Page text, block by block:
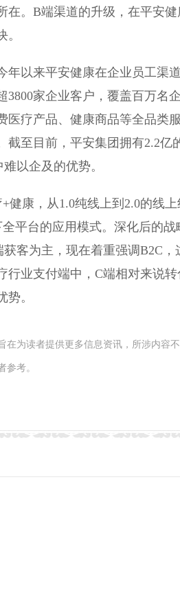
在。B端渠道的升级，在平安
年以来平安健康在企业员工渠
3800家企业客户，覆盖百万名
医疗产品、健康商品等全品类
截至目前，平安集团拥有2.2
以企及的优势。
+健康，从1.0纯线上到2.0的线
平台的应用模式。深化后的
客为主，现在着重强调B2C
行业支付端中，C端相对来说
。
在为读者提供更多信息资讯，所涉内容
参考。